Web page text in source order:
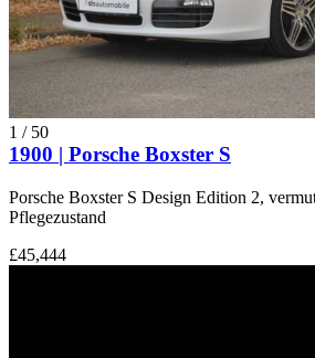
1 / 50
1900 | Porsche Boxster S
Porsche Boxster S Design Edition 2,
Pflegezustand
£45,444